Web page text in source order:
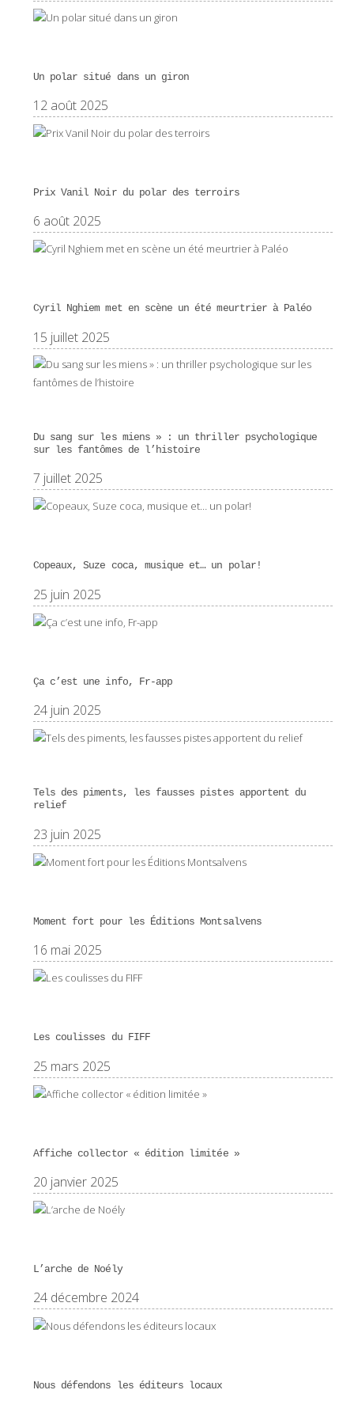
Un polar situé dans un giron
12 août 2025
Prix Vanil Noir du polar des terroirs
6 août 2025
Cyril Nghiem met en scène un été meurtrier à Paléo
15 juillet 2025
Du sang sur les miens » : un thriller psychologique
sur les fantômes de l’histoire
7 juillet 2025
Copeaux, Suze coca, musique et… un polar!
25 juin 2025
Ça c’est une info, Fr-app
24 juin 2025
Tels des piments, les fausses pistes apportent du
relief
23 juin 2025
Moment fort pour les Éditions Montsalvens
16 mai 2025
Les coulisses du FIFF
25 mars 2025
Affiche collector « édition limitée »
20 janvier 2025
L’arche de Noély
24 décembre 2024
Nous défendons les éditeurs locaux